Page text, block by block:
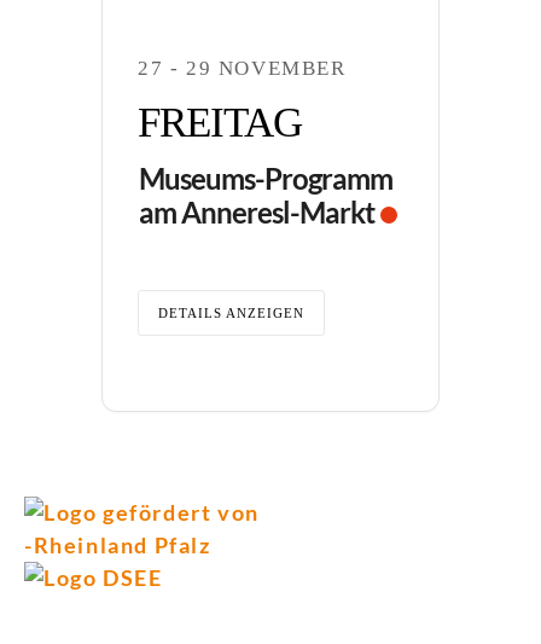
27 - 29 NOVEMBER
FREITAG
Museums-Programm
am Anneresl-Markt
DETAILS ANZEIGEN